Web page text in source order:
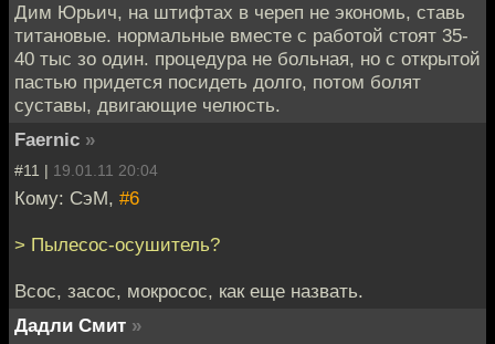
Дим Юрьич, на штифтах в череп не экономь, ставь
титановые. нормальные вместе с работой стоят 35-
40 тыс зо один. процедура не больная, но с открытой
пастью придется посидеть долго, потом болят
суставы, двигающие челюсть.
Faernic »
#11 | 19.01.11 20:04
Кому: СэМ, #6
> Пылесос-осушитель?
Всос, засос, мокросос, как еще назвать.
Дадли Смит »